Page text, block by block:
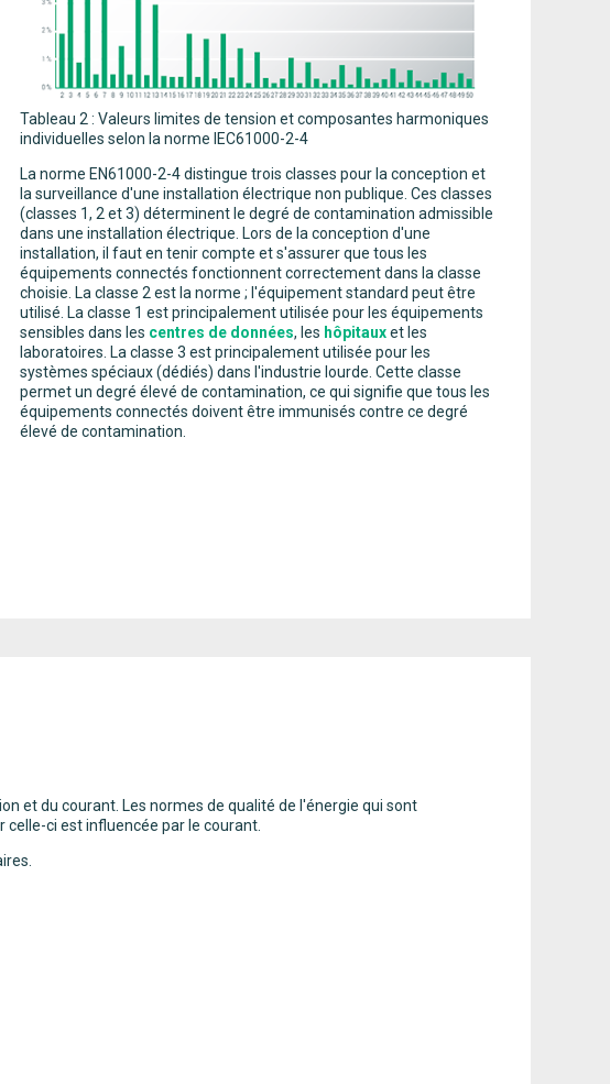
Tableau 2 : Valeurs limites de tension et composantes harmoniques
individuelles selon la norme IEC61000-2-4
La norme EN61000-2-4 distingue trois classes pour la conception et
la surveillance d'une installation électrique non publique. Ces classes
(classes 1, 2 et 3) déterminent le degré de contamination admissible
dans une installation électrique. Lors de la conception d'une
installation, il faut en tenir compte et s'assurer que tous les
équipements connectés fonctionnent correctement dans la classe
choisie. La classe 2 est la norme ; l'équipement standard peut être
utilisé. La classe 1 est principalement utilisée pour les équipements
sensibles dans les centres de données, les hôpitauxet les
laboratoires. La classe 3 est principalement utilisée pour les
systèmes spéciaux (dédiés) dans l'industrie lourde. Cette classe
permet un degré élevé de contamination, ce qui signifie que tous les
équipements connectés doivent être immunisés contre ce degré
élevé de contamination.
et du courant. Les normes de qualité de l'énergie qui sont
ci est influencée par le courant.